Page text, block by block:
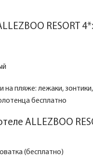
RESORT 4*:
на пляже: лежаки, зонтики,
бесплатно
ALLEZBOO
(бесплатно)